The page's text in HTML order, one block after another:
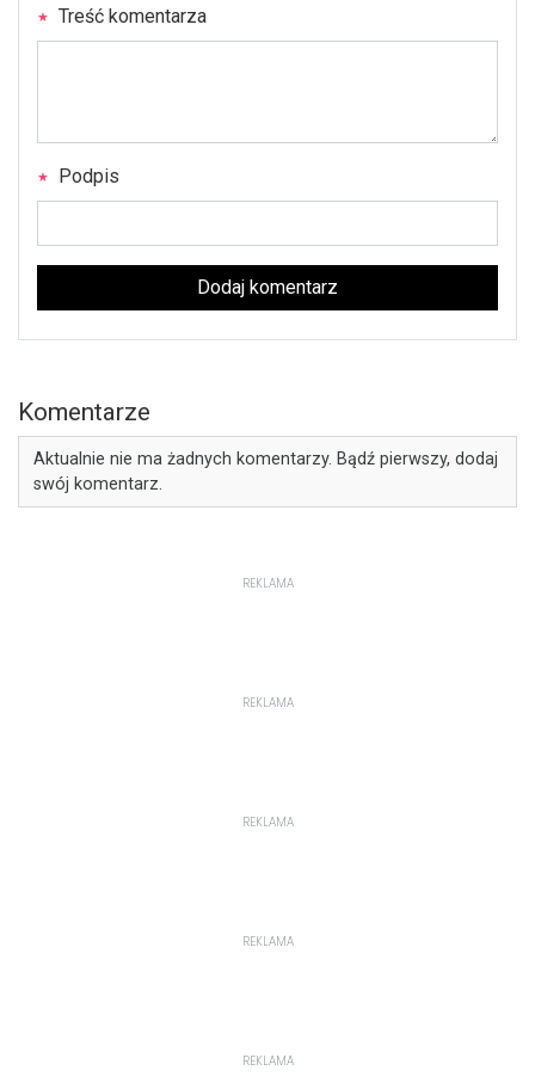
Treść komentarza
Podpis
Dodaj komentarz
Komentarze
Aktualnie nie ma żadnych komentarzy. Bądź pierwszy, dodaj
swój komentarz.
REKLAMA
REKLAMA
REKLAMA
REKLAMA
REKLAMA